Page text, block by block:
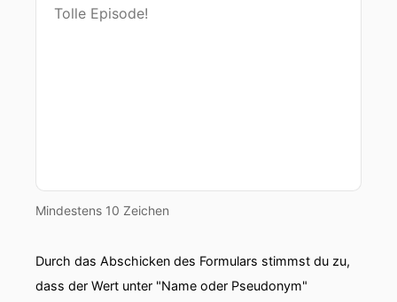
Mindestens 10 Zeichen
Durch das Abschicken des Formulars stimmst du zu,
dass der Wert unter "Name oder Pseudonym"